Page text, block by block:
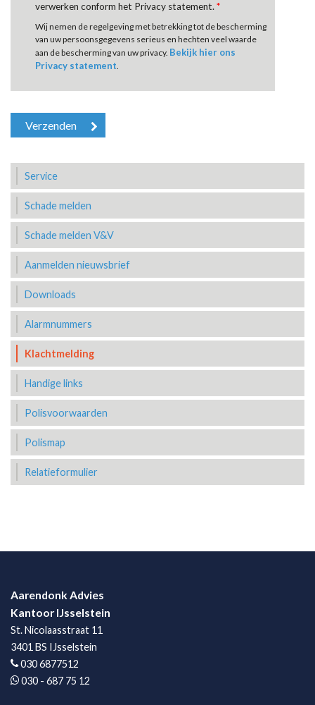
verwerken conform het Privacy statement. *
Wij nemen de regelgeving met betrekking tot de bescherming
van uw persoonsgegevens serieus en hechten veel waarde
aan de bescherming van uw privacy. Bekijk hier ons
Privacy statement.
Service
Schade melden
Schade melden V&V
Aanmelden nieuwsbrief
Downloads
Alarmnummers
Klachtmelding
Handige links
Polisvoorwaarden
Polismap
Relatieformulier
Aarendonk Advies
Kantoor IJsselstein
St. Nicolaasstraat 11
3401 BS IJsselstein
030 6877512
030 - 687 75 12